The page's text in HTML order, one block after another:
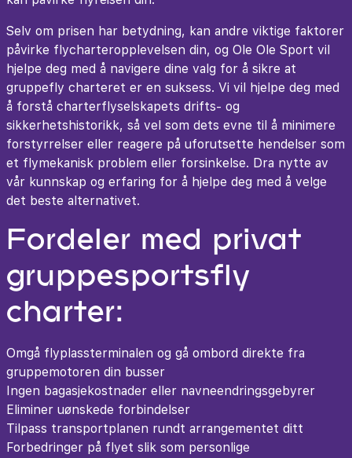
Selv om prisen har betydning, kan andre viktige faktorer
påvirke flycharteropplevelsen din, og Ole Ole Sport vil
hjelpe deg med å navigere dine valg for å sikre at
gruppefly charteret er en suksess. Vi vil hjelpe deg med
å forstå charterflyselskapets drifts- og
sikkerhetshistorikk, så vel som dets evne til å minimere
forstyrrelser eller reagere på uforutsette hendelser som
et flymekanisk problem eller forsinkelse. Dra nytte av
vår kunnskap og erfaring for å hjelpe deg med å velge
det beste alternativet.
Fordeler med privat
gruppesportsfly
charter:
Omgå flyplassterminalen og gå ombord direkte fra
gruppemotoren din busser
Ingen bagasjekostnader eller navneendringsgebyrer
Eliminer uønskede forbindelser
Tilpass transportplanen rundt arrangementet ditt
Forbedringer på flyet slik som personlige